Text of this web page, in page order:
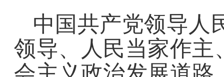
中国共产党领导人
领导、人民当家作主